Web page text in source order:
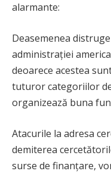
alarmante:
Deasemenea
administrației
deoarece acestea
tuturor categoriilor
organizează buna
Atacurile la adresa
demiterea
surse de finanțare,